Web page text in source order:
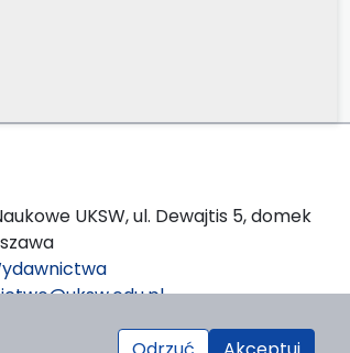
UKSW, ul. Dewajtis 5, domek